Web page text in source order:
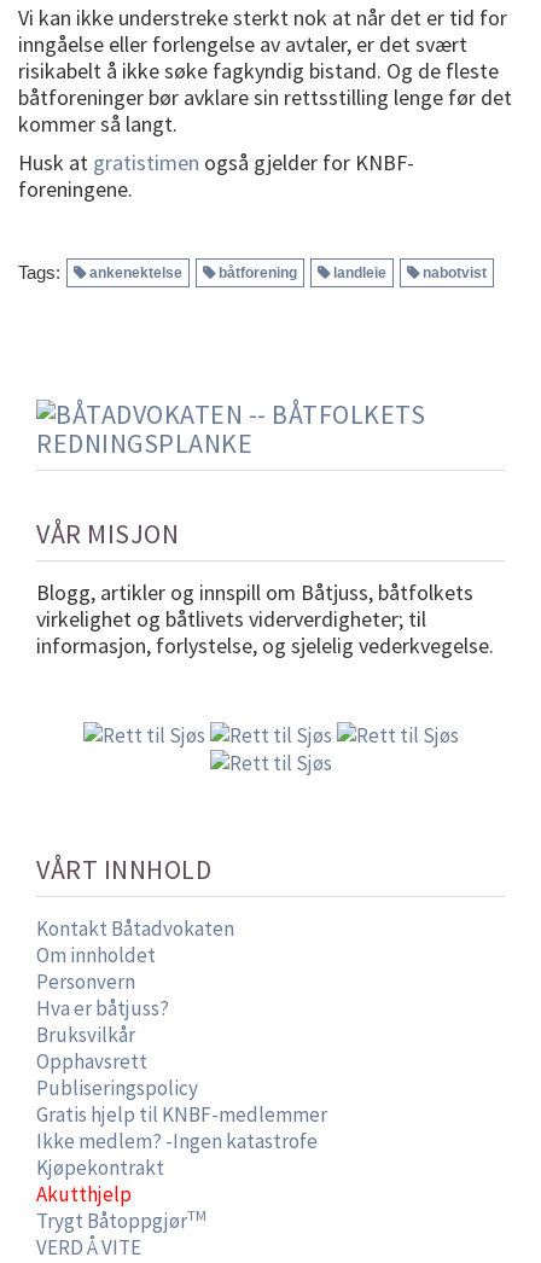
Vi kan ikke understreke sterkt nok at når det er tid for
inngåelse eller forlengelse av avtaler, er det svært
risikabelt å ikke søke fagkyndig bistand. Og de fleste
båtforeninger bør avklare sin rettsstilling lenge før det
kommer så langt.
Husk at gratistimen også gjelder for KNBF-
foreningene.
Tags: ankenektelse båtforening landleie nabotvist
VÅR MISJON
Blogg, artikler og innspill om Båtjuss, båtfolkets
virkelighet og båtlivets viderverdigheter; til
informasjon, forlystelse, og sjelelig vederkvegelse.
VÅRT INNHOLD
Kontakt Båtadvokaten
Om innholdet
Personvern
Hva er båtjuss?
Bruksvilkår
Opphavsrett
Publiseringspolicy
Gratis hjelp til KNBF-medlemmer
Ikke medlem? -Ingen katastrofe
Kjøpekontrakt
Akutthjelp
Trygt BåtoppgjørTM
VERD Å VITE